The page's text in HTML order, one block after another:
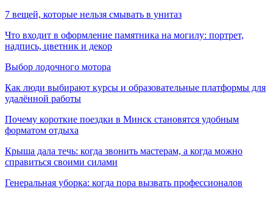
7 вещей, которые нельзя смывать в унитаз
Что входит в оформление памятника на могилу: портрет,
надпись, цветник и декор
Выбор лодочного мотора
Как люди выбирают курсы и образовательные платформы для
удалённой работы
Почему короткие поездки в Минск становятся удобным
форматом отдыха
Крыша дала течь: когда звонить мастерам, а когда можно
справиться своими силами
Генеральная уборка: когда пора вызвать профессионалов